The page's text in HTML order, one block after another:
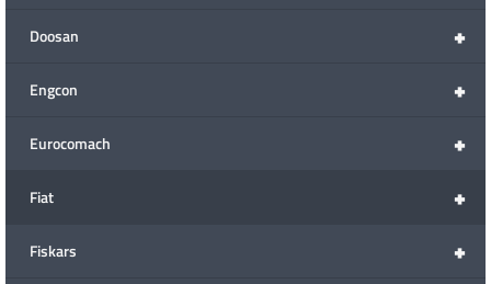
+
Doosan
+
Engcon
+
Eurocomach
+
Fiat
+
Fiskars